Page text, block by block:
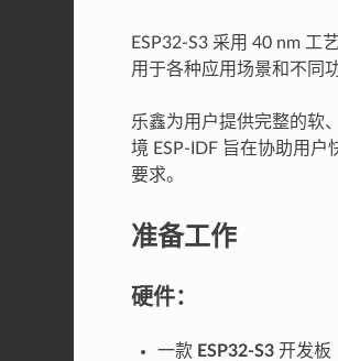
ESP32-S3 采用 40 nm 工
用于各种应用场景和不同
乐鑫为用户提供完整的软
境 ESP-IDF 旨在协助用
要求。
准备工作
硬件：
一款 ESP32-S3开发板